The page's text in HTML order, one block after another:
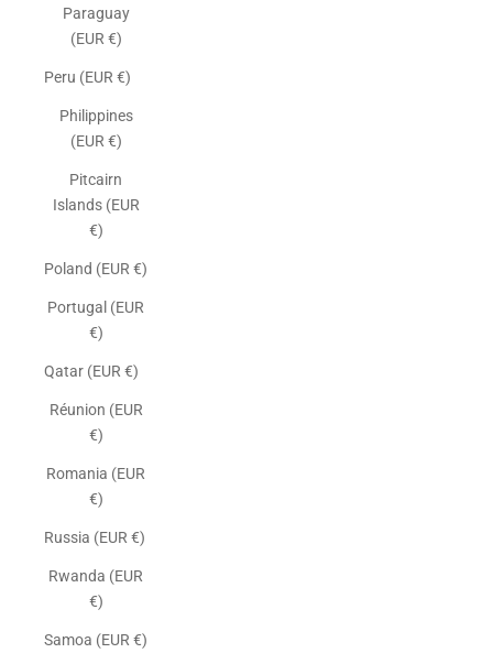
Paraguay
(EUR €)
Peru (EUR €)
Philippines
(EUR €)
Pitcairn
Islands (EUR
€)
Poland (EUR €)
Portugal (EUR
€)
Qatar (EUR €)
Réunion (EUR
€)
Romania (EUR
€)
Russia (EUR €)
Rwanda (EUR
€)
Samoa (EUR €)